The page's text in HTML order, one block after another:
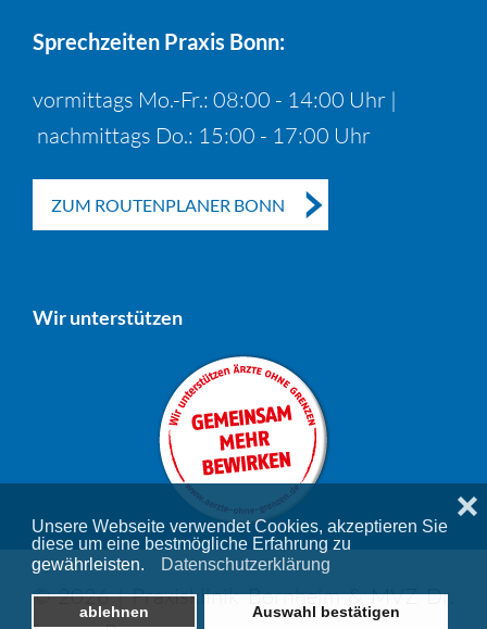
Unsere Webseite verwendet Cookies, akzeptieren Sie
diese um eine bestmögliche Erfahrung zu
gewährleisten.
Datenschutzerklärung
ablehnen Auswahl bestätigen
❌
Sprechzeiten Praxis Bonn:
vormittags Mo.-Fr.: 08:00 - 14:00 Uhr |
nachmittags Do.: 15:00 - 17:00 Uhr
ZUM ROUTENPLANER BONN
Wir unterstützen
© 2026 | Praxisklinik Bornheim & MVZ Dr.